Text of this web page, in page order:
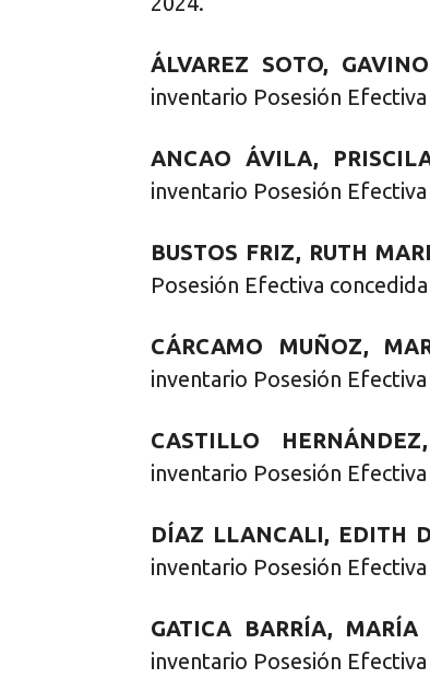
ÁLVAREZ SOTO,
inventario Posesión
ANCAO ÁVILA,
inventario Posesión
BUSTOS FRIZ, RUTH
Posesión Efectiva
CÁRCAMO MUÑOZ,
inventario Posesión
CASTILLO
inventario Posesión
DÍAZ LLANCALI, EDITH
inventario Posesión
GATICA BARRÍA, MARÍA
inventario Posesión